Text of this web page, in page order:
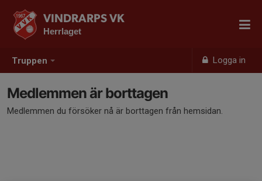
Truppen Logga in
VINDRARPS VK
Herrlaget
Medlemmen är borttagen
Medlemmen du försöker nå är borttagen från hemsidan.